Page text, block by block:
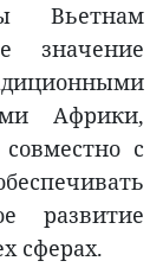
Вьетнам
значение
Африки,
с
развитие
сферах.